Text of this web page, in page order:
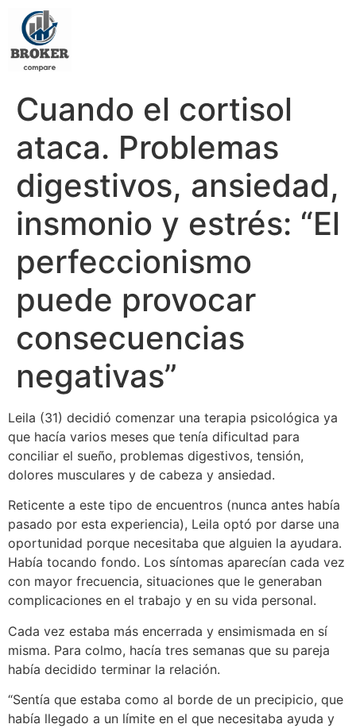
Cuando el cortisol
ataca. Problemas
digestivos, ansiedad,
insmonio y estrés: “El
perfeccionismo
puede provocar
consecuencias
negativas”
Leila (31) decidió comenzar una terapia psicológica ya
que hacía varios meses que tenía dificultad para
conciliar el sueño, problemas digestivos, tensión,
dolores musculares y de cabeza y ansiedad.
Reticente a este tipo de encuentros (nunca antes había
pasado por esta experiencia), Leila optó por darse una
oportunidad porque necesitaba que alguien la ayudara.
Había tocando fondo. Los síntomas aparecían cada vez
con mayor frecuencia, situaciones que le generaban
complicaciones en el trabajo y en su vida personal.
Cada vez estaba más encerrada y ensimismada en sí
misma. Para colmo, hacía tres semanas que su pareja
había decidido terminar la relación.
“Sentía que estaba como al borde de un precipicio, que
había llegado a un límite en el que necesitaba ayuda y